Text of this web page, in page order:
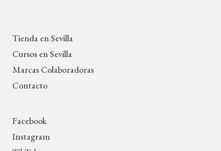
Tienda en Sevilla
Cursos en Sevilla
Marcas Colaboradoras
Contacto
Facebook
Instagram